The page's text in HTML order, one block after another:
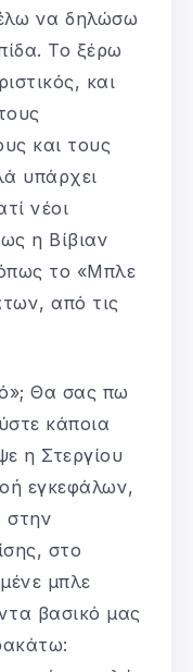
να δηλώσω
Το ξέρω
και
και τους
υπάρχει
νέοι
η Βίβιαν
το «Μπλε
από τις
Θα σας πω
κάποια
η Στεργίου
εγκεφάλων,
στην
στο
μπλε
βασικό μας